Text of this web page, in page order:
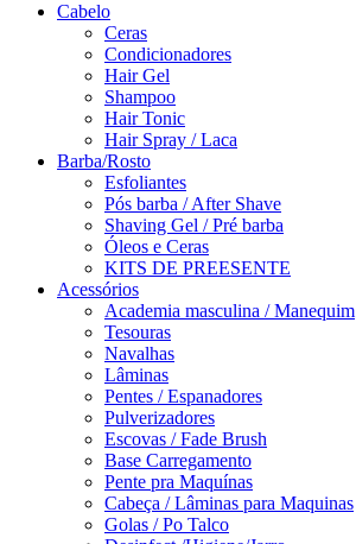
Cabelo
Ceras
Condicionadores
Hair Gel
Shampoo
Hair Tonic
Hair Spray / Laca
Barba/Rosto
Esfoliantes
Pós barba / After Shave
Shaving Gel / Pré barba
Óleos e Ceras
KITS DE PREESENTE
Acessórios
Academia masculina / Manequim
Tesouras
Navalhas
Lâminas
Pentes / Espanadores
Pulverizadores
Escovas / Fade Brush
Base Carregamento
Pente pra Maquínas
Cabeça / Lâminas para Maquinas
Golas / Po Talco